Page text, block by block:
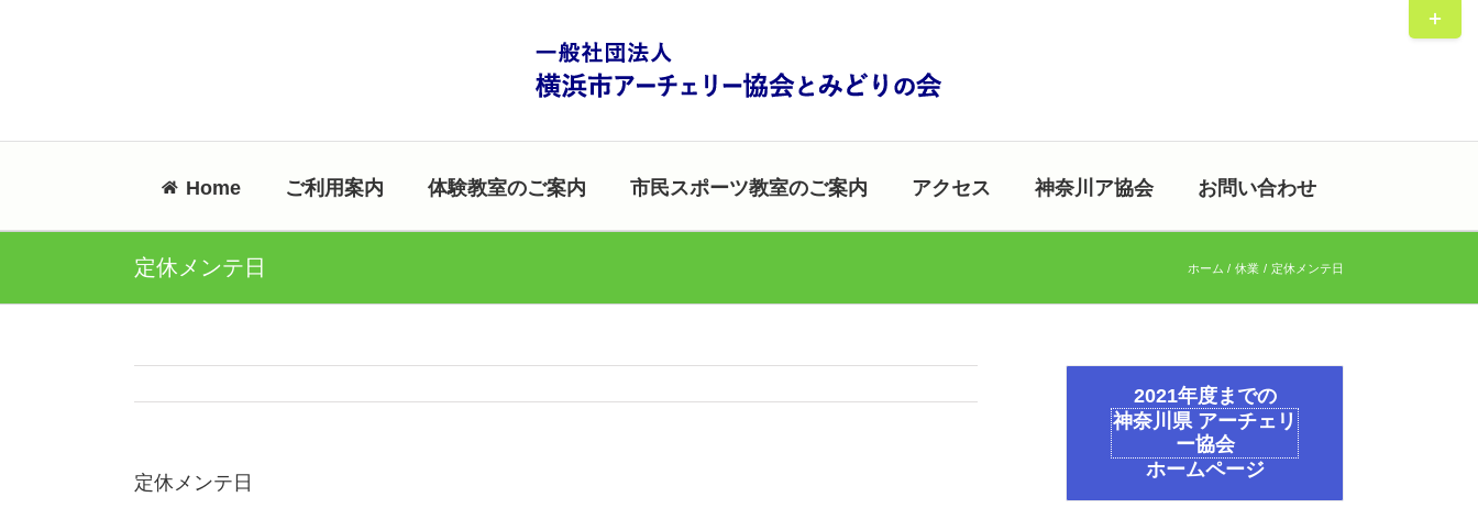
Home ご利用案内 体験教室のご案内 市民スポーツ教室のご案内 アクセス 神奈川ア協会 お問い合わせ
定休メンテ日 ホーム 休業 定休メンテ日
定休メンテ日
2021年度までの
神奈川県 アーチェリ
ー協会
ホームページ
Toggle